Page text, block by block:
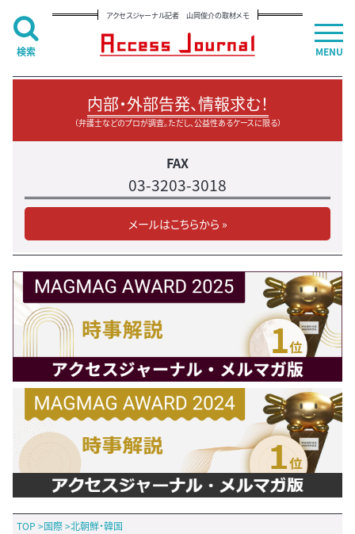
アクセスジャーナル記者 山岡俊介の取材メモ
内部・外部告発、情報求む！
（弁護士などのプロが調査。ただし、公益性あるケースに限る）
FAX
03-3203-3018
メールはこちらから »
TOP >国際>北朝鮮・韓国
MENU
検索